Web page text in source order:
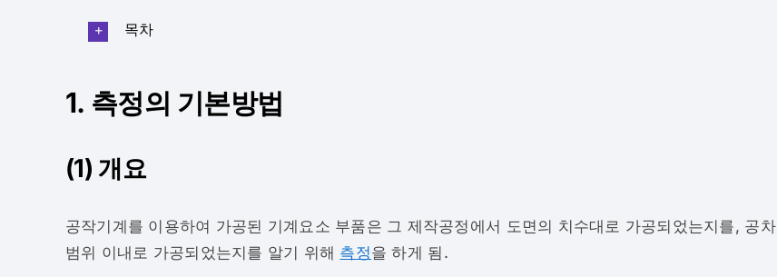
목차
1. 측정의 기본방법
(1) 개요
공작기계를 이용하여 가공된 기계요소 부품은 그 제작공정에서 도면의 치수대로 가공되었는지를, 공차
범위 이내로 가공되었는지를 알기 위해 측정을 하게 됨.